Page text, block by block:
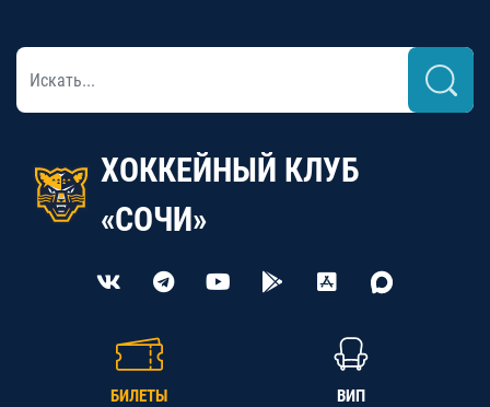
ХОККЕЙНЫЙ КЛУБ
«СОЧИ»
БИЛЕТЫ ВИП